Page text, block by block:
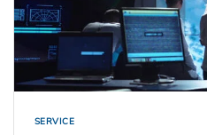
SERVICE